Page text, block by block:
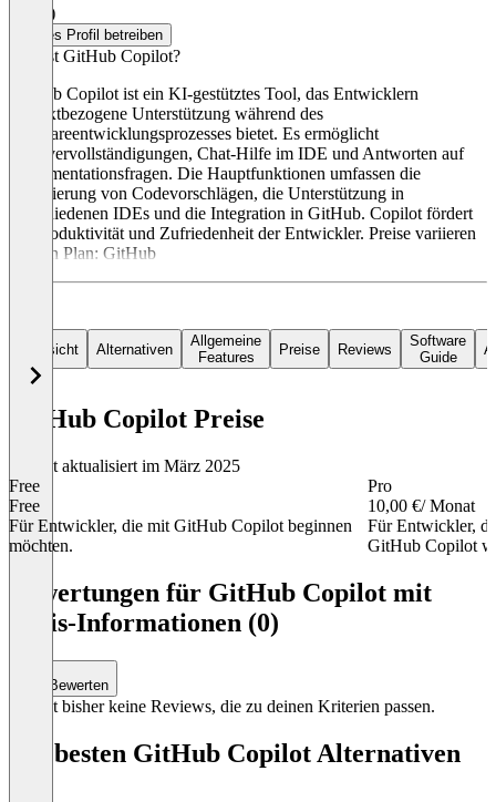
(4)
Dieses Profil betreiben
Was ist GitHub Copilot?
GitHub Copilot ist ein KI-gestütztes Tool, das Entwicklern
kontextbezogene Unterstützung während des
Softwareentwicklungsprozesses bietet. Es ermöglicht
Codevervollständigungen, Chat-Hilfe im IDE und Antworten auf
Dokumentationsfragen. Die Hauptfunktionen umfassen die
Generierung von Codevorschlägen, die Unterstützung in
verschiedenen IDEs und die Integration in GitHub. Copilot fördert
die Produktivität und Zufriedenheit der Entwickler. Preise variieren
je nach Plan: GitHub
Übersicht Alternativen
Allgemeine
Features
Preise Reviews
Software
Guide
GitHub Copilot Preise
Zuletzt aktualisiert im März 2025
Free
Free
Für Entwickler, die mit GitHub Copilot beginnen
möchten.
Pro
10,00 €/ Monat
Für Entwickler,
GitHub Copilot
Bewertungen für GitHub Copilot mit
Preis-Informationen (0)
Bewerten
Es gibt bisher keine Reviews, die zu deinen Kriterien passen.
Die besten GitHub Copilot Alternativen